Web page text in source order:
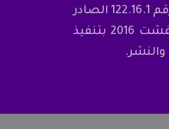
المادتين 16 و 21 من الظهير الشريف رقم 122.16.1 الصادر
في 6 ذي القعدة 1437 الموافق ل 10 غشت 2016 بتنفيذ